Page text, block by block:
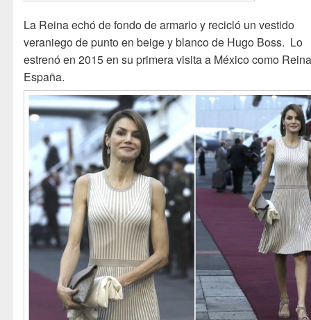
La Reina echó de fondo de armario y recicló un vestido
veraniego de punto en beige y blanco de Hugo Boss. Lo
estrenó en 2015 en su primera visita a México como
España.